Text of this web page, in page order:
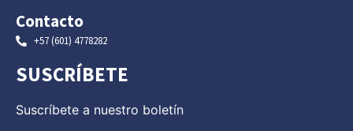
Contacto
+57 (601) 4778282
SUSCRÍBETE
Suscríbete a nuestro boletín